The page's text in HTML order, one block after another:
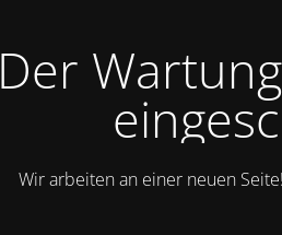
Der
Wir arbeiten an einer neuen